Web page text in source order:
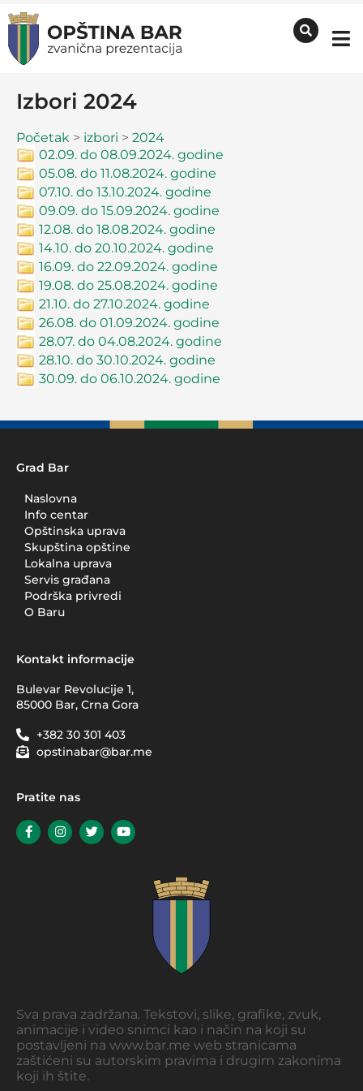
Izbori 2024
Početak > izbori > 2024
02.09. do 08.09.2024. godine
05.08. do 11.08.2024. godine
07.10. do 13.10.2024. godine
09.09. do 15.09.2024. godine
12.08. do 18.08.2024. godine
14.10. do 20.10.2024. godine
16.09. do 22.09.2024. godine
19.08. do 25.08.2024. godine
21.10. do 27.10.2024. godine
26.08. do 01.09.2024. godine
28.07. do 04.08.2024. godine
28.10. do 30.10.2024. godine
30.09. do 06.10.2024. godine
Grad Bar
Naslovna
Info centar
Opštinska uprava
Skupština opštine
Lokalna uprava
Servis građana
Podrška privredi
O Baru
Kontakt informacije
Bulevar Revolucije 1,
85000 Bar, Crna Gora
+382 30 301 403
opstinabar@bar.me
Pratite nas
Sva prava zadržana. Tekstovi, slike, grafike, zvuk,
animacije i video snimci kao i način na koji su
postavljeni na www.bar.me web stranicama
zaštićeni su autorskim pravima i drugim zakonima
koji ih štite.